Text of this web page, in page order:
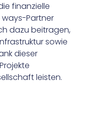
finanzielle
ways-Partner
dazu beitragen,
sowie
dieser
leisten.